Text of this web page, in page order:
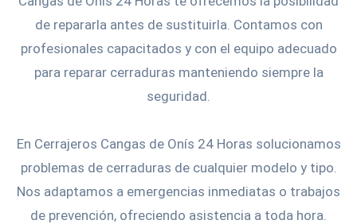
de repararla antes de sustituirla. Contamos con
profesionales capacitados y con el equipo adecuado
para reparar cerraduras manteniendo siempre la
seguridad.
En Cerrajeros Cangas de Onís 24 Horas solucionamos
problemas de cerraduras de cualquier modelo y tipo.
Nos adaptamos a emergencias inmediatas o trabajos
de prevención, ofreciendo asistencia a toda hora.